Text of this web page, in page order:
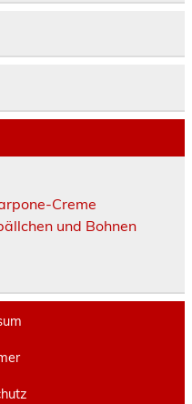
Creme
und Bohnen